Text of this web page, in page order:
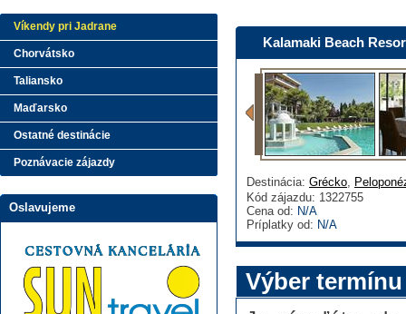
Kalamaki Beach
Destinácia: Grécko,
Kód zájazdu: 1322755
Cena od: N/A
Príplatky od: N/A
Výber termínu
Víkendy pri Jadrane
Chorvátsko
Taliansko
Maďarsko
Ostatné destinácie
Poznávacie zájazdy
Oslavujeme